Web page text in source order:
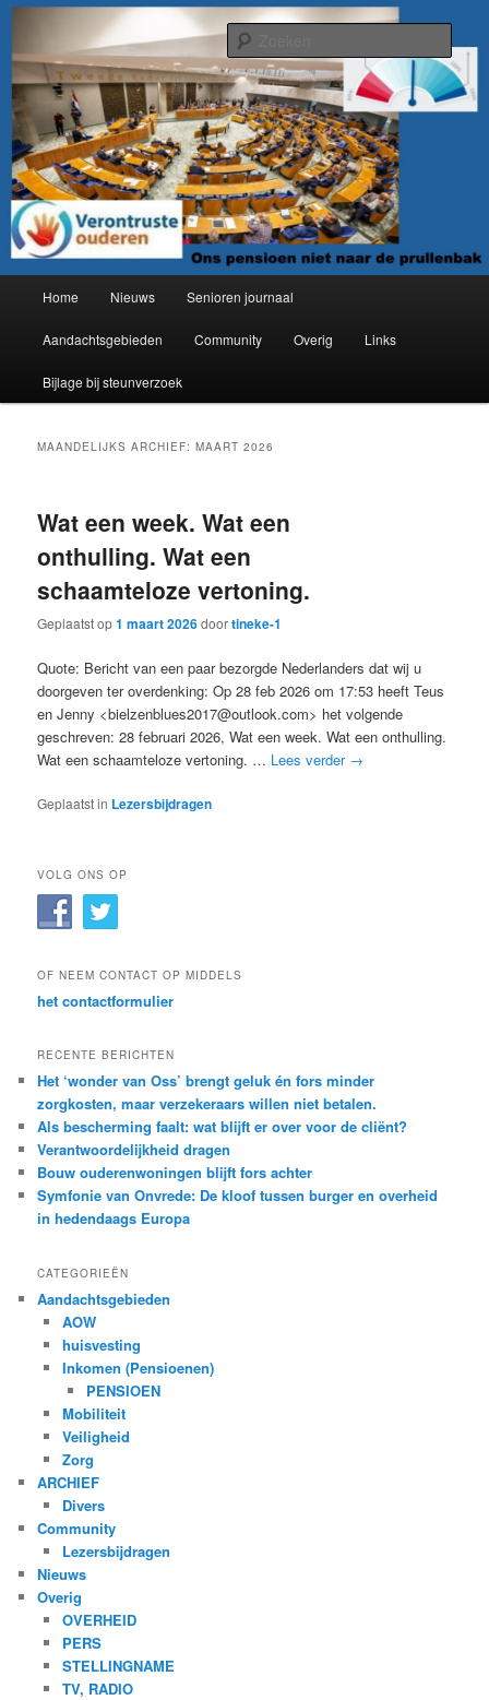
Spring
de
primaire
inhoud
Spring
de
secundaire
inhoud Verontruste ouderen
Organisatie van verontruste ouderen
Home Nieuws Senioren journaal
Aandachtsgebieden Community Overig Links
Bijlage bij steunverzoek
MAANDELIJKS ARCHIEF:MAART 2026
Wat een week. Wat een
onthulling. Wat een
schaamteloze vertoning.
Geplaatst op1 maart 2026doortineke-1
Quote: Bericht van een paar bezorgde Nederlanders dat wij u
doorgeven ter overdenking: Op 28 feb 2026 om 17:53 heeft Teus
en Jenny <bielzenblues2017@outlook.com> het volgende
geschreven: 28 februari 2026, Wat een week. Wat een onthulling.
Wat een schaamteloze vertoning. … Lees verder →
Geplaatst in Lezersbijdragen
VOLG ONS OP
OF NEEM CONTACT OP MIDDELS
het contactformulier
RECENTE BERICHTEN
Het ‘wonder van Oss’ brengt geluk én fors minder
zorgkosten, maar verzekeraars willen niet betalen.
Als bescherming faalt: wat blijft er over voor de cliënt?
Verantwoordelijkheid dragen
Bouw ouderenwoningen blijft fors achter
Symfonie van Onvrede: De kloof tussen burger en overheid
in hedendaags Europa
CATEGORIEËN
Aandachtsgebieden
AOW
huisvesting
Inkomen (Pensioenen)
PENSIOEN
Mobiliteit
Veiligheid
Zorg
ARCHIEF
Divers
Community
Lezersbijdragen
Nieuws
Overig
OVERHEID
PERS
STELLINGNAME
TV, RADIO